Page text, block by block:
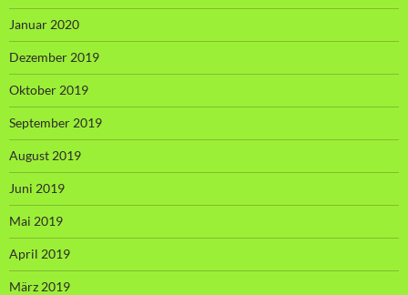
Januar 2020
Dezember 2019
Oktober 2019
September 2019
August 2019
Juni 2019
Mai 2019
April 2019
März 2019